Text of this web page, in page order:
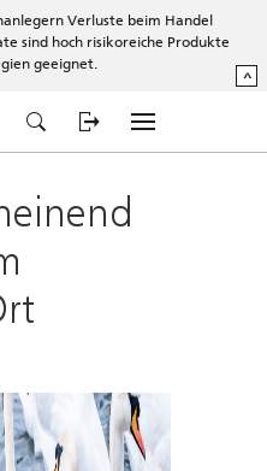
Verluste beim Handel
sind hoch risikoreiche Produkte
geeignet.
^